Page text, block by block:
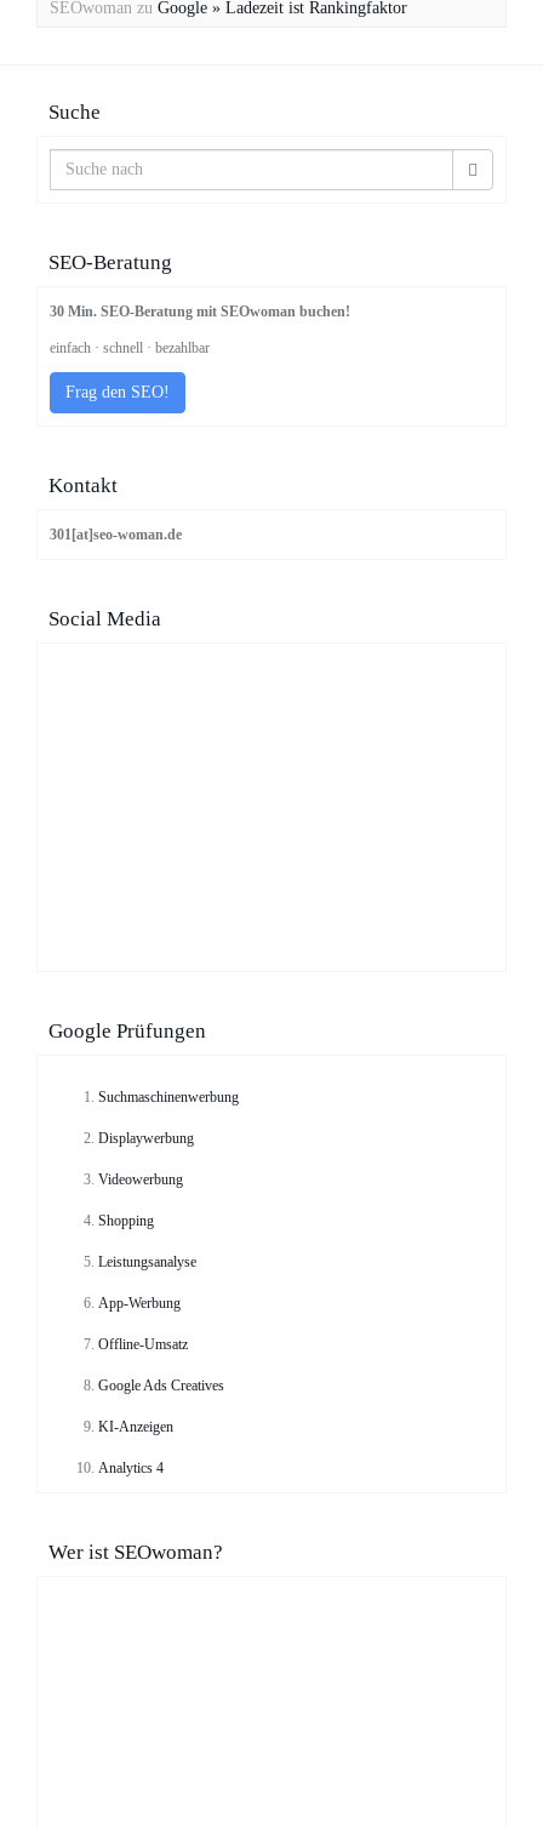
SEOwoman zu Google » Ladezeit ist Rankingfaktor
Suche
SEO-Beratung
30 Min. SEO-Beratung mit SEOwoman buchen!
einfach · schnell · bezahlbar
Frag den SEO!
Kontakt
301[at]seo-woman.de
Social Media
Google Prüfungen
Suchmaschinenwerbung
Displaywerbung
Videowerbung
Shopping
Leistungsanalyse
App-Werbung
Offline-Umsatz
Google Ads Creatives
KI-Anzeigen
Analytics 4
Wer ist SEOwoman?